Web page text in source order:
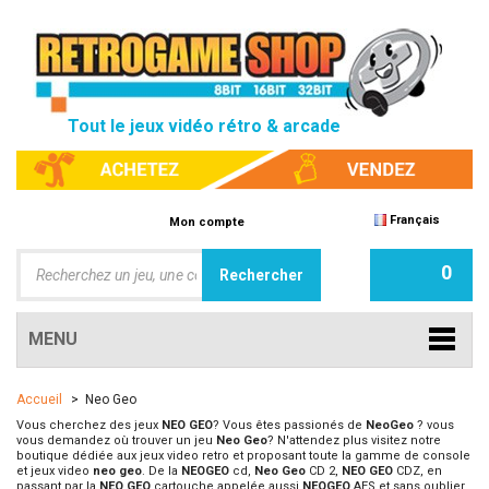
Tout le jeux vidéo rétro & arcade
Mon compte Français
0
MENU
Accueil > Neo Geo
Vous cherchez des jeux NEO GEO? Vous êtes passionés de NeoGeo ? vous
vous demandez où trouver un jeu Neo Geo? N'attendez plus visitez notre
boutique dédiée aux jeux video retro et proposant toute la gamme de console
et jeux video neo geo. De la NEOGEO cd, Neo Geo CD 2, NEO GEO CDZ, en